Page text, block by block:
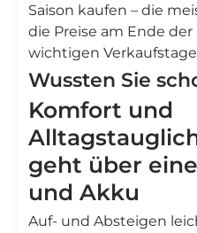
Saison kaufen – die
die Preise am Ende
wichtigen
Wussten Sie
Komfort und
geht über
und Akku
Auf- und Absteigen